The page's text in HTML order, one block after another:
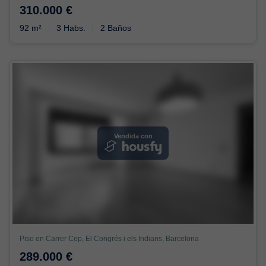
310.000 €
92 m² 3 Habs. 2 Baños
Vendida con
Piso en Carrer Cep, El Congrés i els Indians, Barcelona
289.000 €